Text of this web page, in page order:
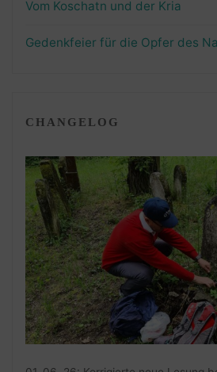
Vom Koschatn und der Kria
Gedenkfeier für die Opfer des
CHANGELOG